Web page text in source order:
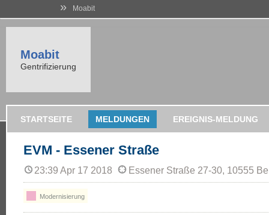
» Moabit
Moabit
Gentrifizierung
STARTSEITE MELDUNGEN EREIGNIS-MELDUNG
EVM - Essener Straße
23:39 Apr 17 2018 Essener Straße 27-30, 10555
Modernisierung